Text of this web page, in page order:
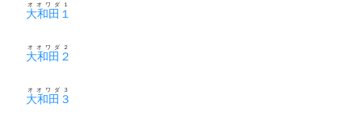
大和田１
オオワダ１
大和田２
オオワダ２
大和田３
オオワダ３